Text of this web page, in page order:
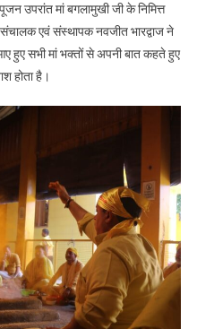
उपरांत मां बगलामुखी जी के निमित्त
एवं संस्थापक नवजीत भारद्वाज ने
हुए सभी मां भक्तों से अपनी बात कहते हुए
होता है।